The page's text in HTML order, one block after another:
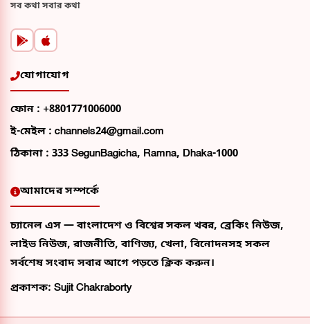
সব কথা সবার কথা
যোগাযোগ
ফোন : +8801771006000
ই-মেইল : channels24@gmail.com
ঠিকানা : 333 SegunBagicha, Ramna, Dhaka-1000
আমাদের সম্পর্কে
চ্যানেল এস — বাংলাদেশ ও বিশ্বের সকল খবর, ব্রেকিং নিউজ,
লাইভ নিউজ, রাজনীতি, বাণিজ্য, খেলা, বিনোদনসহ সকল
সর্বশেষ সংবাদ সবার আগে পড়তে ক্লিক করুন।
প্রকাশক: Sujit Chakraborty